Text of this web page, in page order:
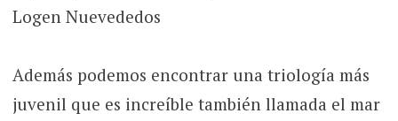
Logen Nuevededos
Además podemos encontrar una triología más
juvenil que es increíble también llamada el mar